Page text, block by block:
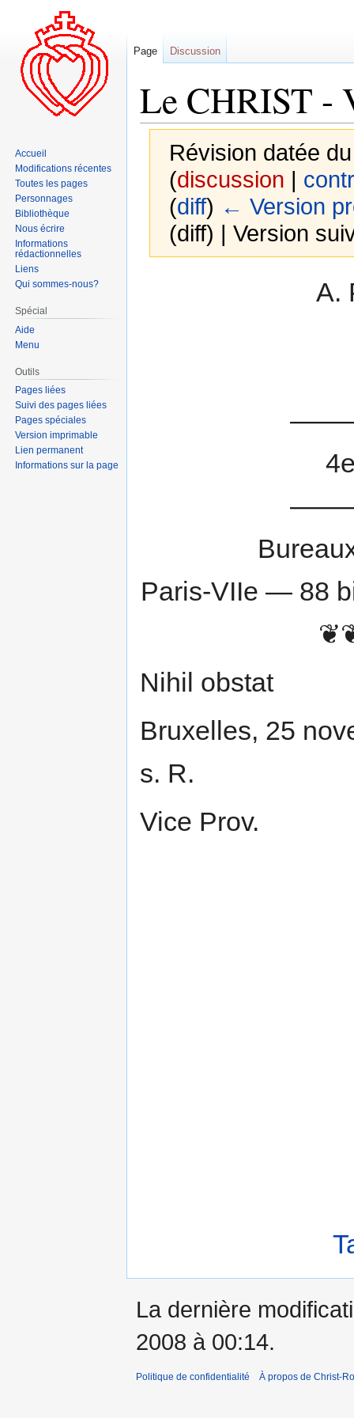
Le CHRIST -
Révision datée
(discussion |
(diff) ← Version
(diff) | Version
A.
Paris-VIIe — 88
Nihil obstat
Bruxelles, 25
s. R.
Vice Prov.
Page Discussion
Accueil
Modifications récentes
Toutes les pages
Personnages
Bibliothèque
Nous écrire
Informations
rédactionnelles
Liens
Qui sommes-nous?
Spécial
Aide
Menu
Outils
Pages liées
Suivi des pages liées
Pages spéciales
Version imprimable
Lien permanent
Informations sur la page
La dernière
2008 à 00:14.
Politique de confidentialité À propos de Christ-